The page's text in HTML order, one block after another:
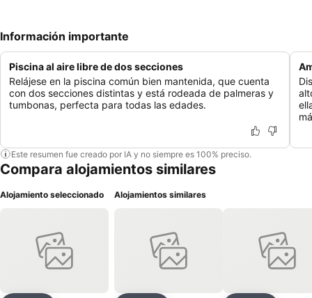
Información importante
Piscina al aire libre de dos secciones
Relájese en la piscina común bien mantenida, que cuenta
con dos secciones distintas y está rodeada de palmeras y
tumbonas, perfecta para todas las edades.
Este resumen fue creado por IA y no siempre es 100% preciso.
Compara alojamientos similares
Alojamiento seleccionado Alojamientos similares